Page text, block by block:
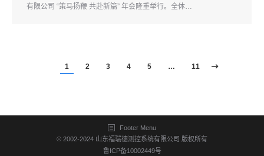
有限公司 “策马扬鞭 共赴新篇” 年会隆重举行。全体…
1 2 3 4 5 … 11
Footer Menu
© 2002-2024 山东福瑞德测控系统有限公司 版权所有
鲁ICP备10002449号